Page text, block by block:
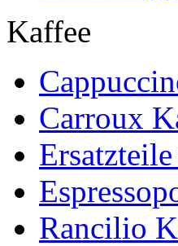
Kaffee
Carroux
Rancilio